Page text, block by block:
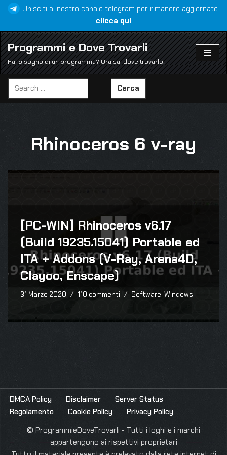
al
contenuto
Unisciti al nostro canale telegram per rimanere aggiornato:
clicca qui
Programmi e Dove Trovarli
Hai bisogno di un programma? Ora sai dove trovarlo!
Cerca
Rhinoceros 6 v-ray
[PC-WIN] Rhinoceros v6.17
(Build 19235.15041) Portable ed
ITA + Addons (V-Ray, Arena4D,
Clayoo, Enscape)
31 Marzo 2020 110 commenti Software, Windows
DMCA Policy Disclaimer
Server Status
Regolamento
Cookie Policy
Privacy Policy
© ProgrammieDoveTrovarli - Tutti i loghi e i marchi
appartengono ai rispettivi proprietari